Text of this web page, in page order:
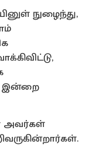
நுழைந்து,
இன்றை
அவர்கள்